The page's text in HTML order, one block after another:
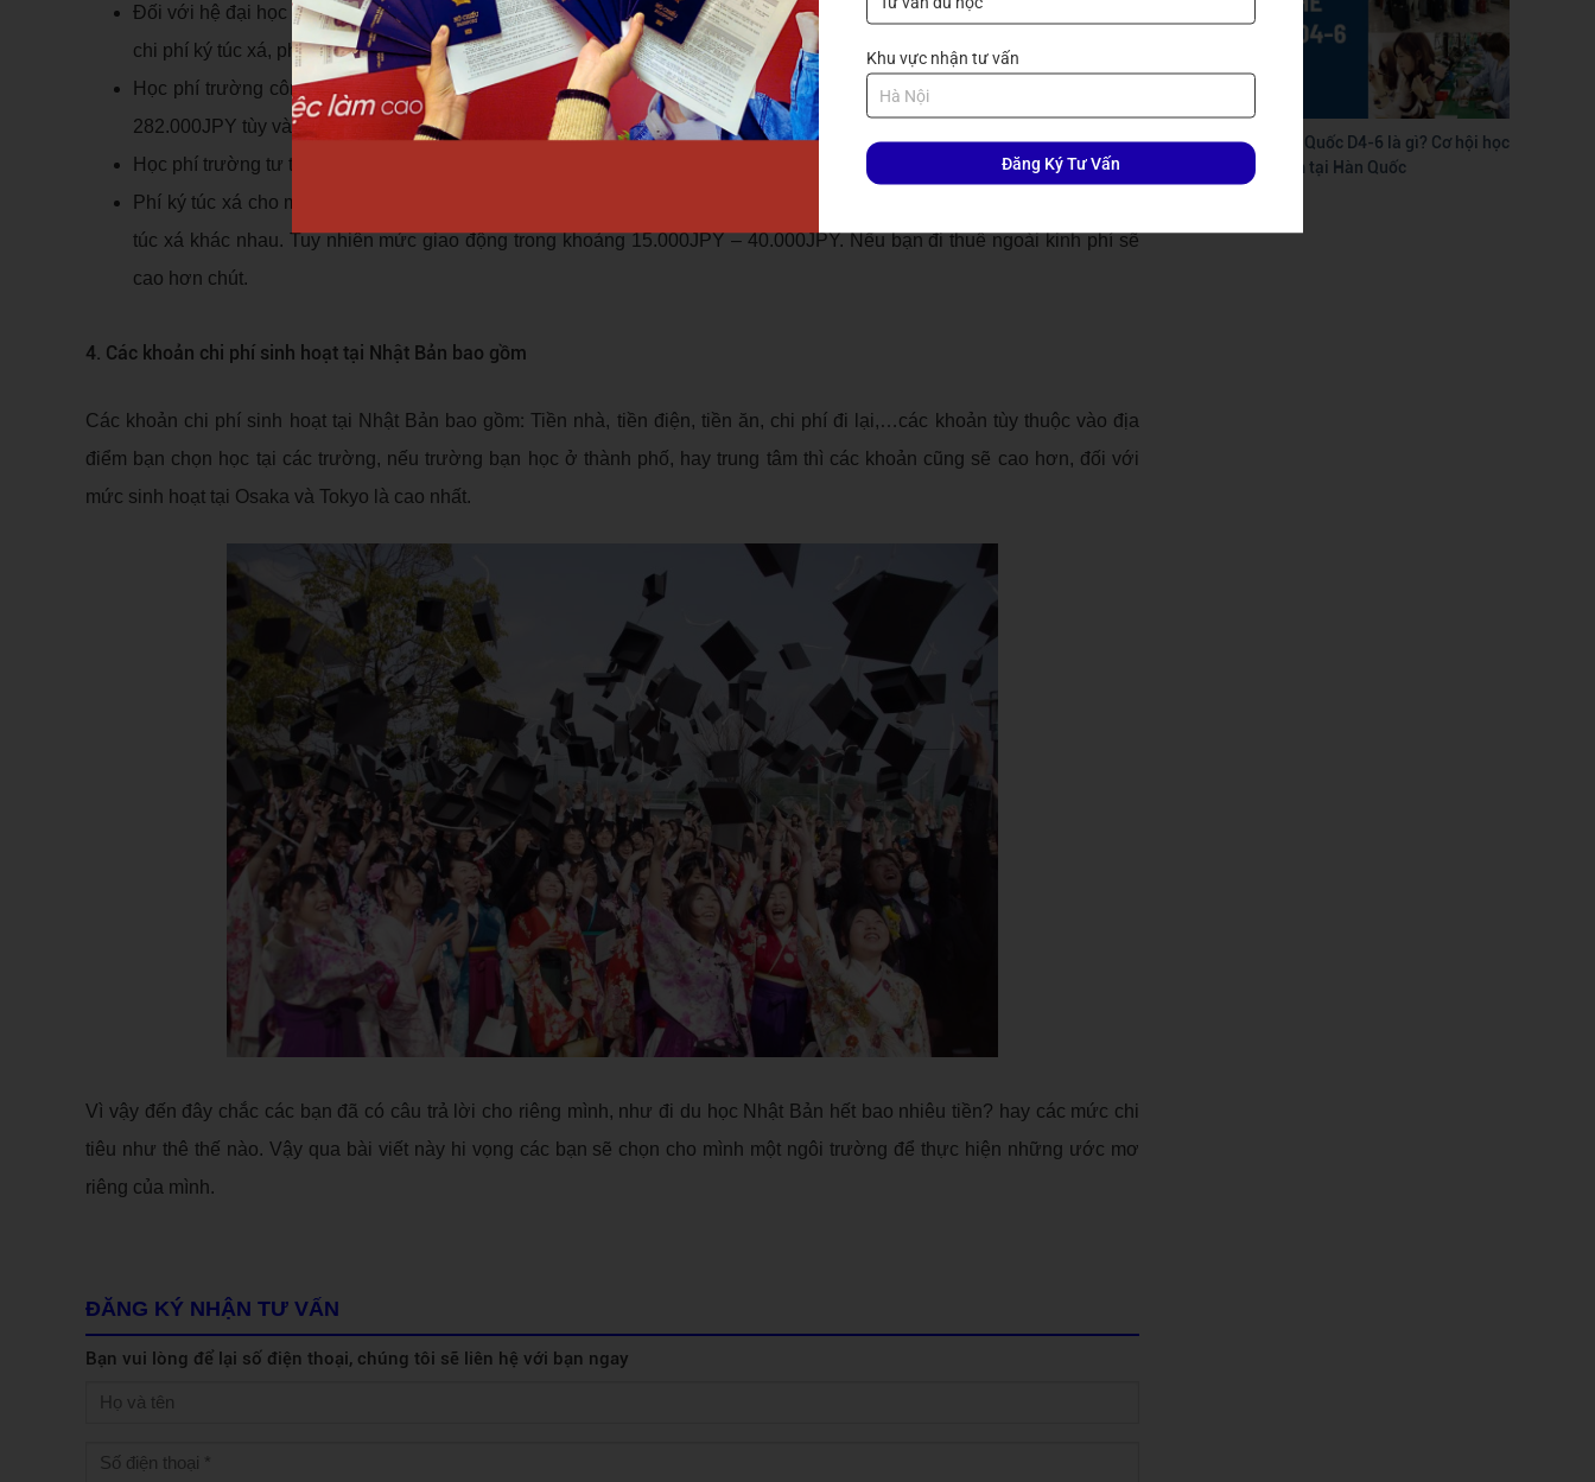
Đối với hệ đại học bằng tiếng anh, sẽ tương tự như hệ THPT và Nhật Ngữ. Tuy nhiên có sự khác biệt ở mức học phí và
chi phí ký túc xá, phí nhập học, bảo hiểm,… của mỗi ngành, mỗi trường khác nhau.
Học phí trường công khoảng 535.800 JPY/năm (ngành luật là 804.000JPY/năm) và số tiền phải đóng trong khoảng là
282.000JPY tùy vào trường.
Học phí trường tư thục khoảng từ 875.000JPY – 3.700.000 JPY/năm. Đây là số tiền phải nộp khi mới bắt đầu nhập học.
Phí ký túc xá cho mỗi sinh viên khi đi du học Nhật Bản, thông thường sẽ phụ thuộc vào mỗi trường sẽ có mức đóng kí
túc xá khác nhau. Tuy nhiên mức giao động trong khoảng 15.000JPY – 40.000JPY. Nếu bạn đi thuê ngoài kinh phí sẽ
cao hơn chút.
4. Các khoản chi phí sinh hoạt tại Nhật Bản bao gồm
Các khoản chi phí sinh hoạt tại Nhật Bản bao gồm: Tiền nhà, tiền điện, tiền ăn, chi phí đi lại,…các khoản tùy thuộc vào địa
điểm bạn chọn học tại các trường, nếu trường bạn học ở thành phố, hay trung tâm thì các khoản cũng sẽ cao hơn, đối với
mức sinh hoạt tại Osaka và Tokyo là cao nhất.
Vì vậy đến đây chắc các bạn đã có câu trả lời cho riêng mình, như đi du học Nhật Bản hết bao nhiêu tiền? hay các mức chi
tiêu như thê thế nào. Vậy qua bài viết này hi vọng các bạn sẽ chọn cho mình một ngôi trường để thực hiện những ước mơ
riêng của mình.
ĐĂNG KÝ NHẬN TƯ VẤN
Bạn vui lòng để lại số điện thoại, chúng tôi sẽ liên hệ với bạn ngay
Du học nghề Hàn Quốc D4-6 là gì? Cơ hội học
nhanh – làm sớm tại Hàn Quốc
Khu vực nhận tư vấn
Đăng Ký Tư Vấn